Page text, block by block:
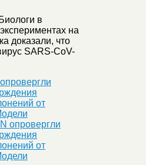
в
на
доказали, что
SARS-CoV-
от